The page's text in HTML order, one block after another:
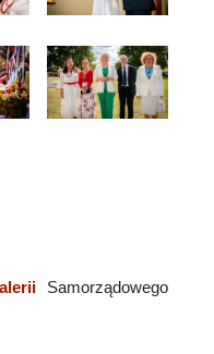
Samorządowego